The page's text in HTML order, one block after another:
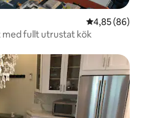
4,85 av 5 i
4,85 (86)
med fullt utrustat kök